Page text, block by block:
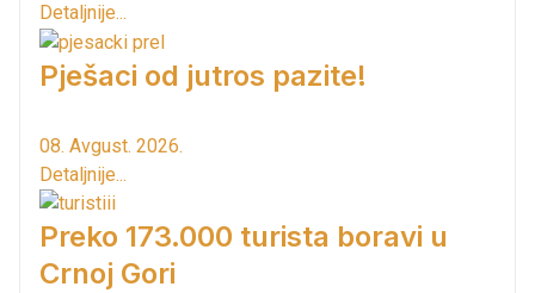
Detaljnije...
Pješaci od jutros pazite!
08. Avgust. 2026.
Detaljnije...
Preko 173.000 turista boravi u
Crnoj Gori